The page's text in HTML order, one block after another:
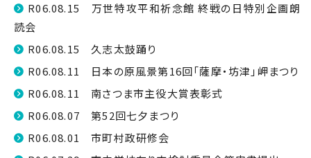
R06.08.15 万世特攻平和祈念館 終戦の日特別企画朗
読会
R06.08.15 久志太鼓踊り
R06.08.11 日本の原風景第16回「薩摩・坊津」岬まつり
R06.08.11 南さつま市主役大賞表彰式
R06.08.07 第52回七夕まつり
R06.08.01 市町村政研修会